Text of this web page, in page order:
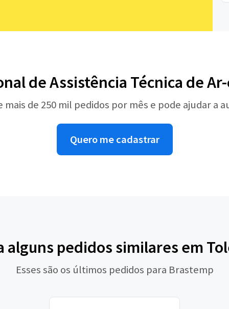
de Assistência Técnica de
mais de 250 mil pedidos por mês e pode ajudar a
Quero me cadastrar
alguns pedidos similares em
Esses são os últimos pedidos para Brastemp